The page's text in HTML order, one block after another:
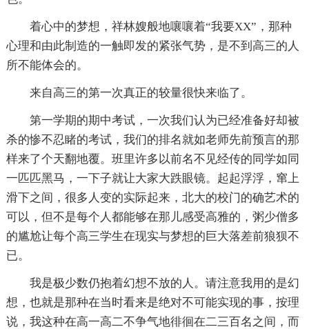
着心中的梦想，祥林嫂般地嚷嚷着“我要XX”，那种
心理和由此制造的一触即发的紧张气势，是不到高三的人
所不能体会的。
来自高三的第一次真正的较量很快来临了。
第一学期的期中考试，一次我们认为已经准备好却被
杀的惨不忍睹的考试，我们的排名就如老师先前预言的那
样来了个天翻地覆。班里许多以前名不见经传的同学如同
一匹匹黑马，一下子就让大家大跌眼镜。起起浮浮，窜上
滑下之间，很多人变的实际起来，北大的校门的确艺术的
可以，但不是每个人都能够在那儿感受高雅的，粥少僧多
的尴尬让每个高三学生在现实与梦想的巨大落差前狼狈不
已。
我是极少数仍抱着幻想不放的人。请注意我用的是幻
想，也就是那种在当时看来是绝对不可能实现的事，按理
说，我这种在高一高二不争气地徘徊在二三百名之间，而